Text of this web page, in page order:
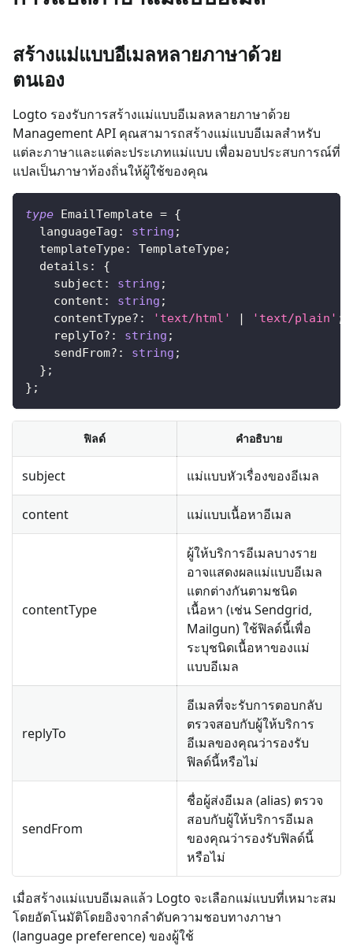
สร้างแม่แบบอีเมลหลายภาษาด้วย
ตนเอง
Logto รองรับการสร้างแม่แบบอีเมลหลายภาษาด้วย
Management API คุณสามารถสร้างแม่แบบอีเมลสำหรับ
แต่ละภาษาและแต่ละประเภทแม่แบบ เพื่อมอบประสบการณ์ที่
แปลเป็นภาษาท้องถิ่นให้ผู้ใช้ของคุณ
type EmailTemplate = {
  languageTag
: string ;
  templateType
: TemplateType;
  details
:
{
    subject
: string ;
    content
: string ;
    contentType
? : 'text/html' | 'text/plain' ;
    replyTo
? : string ;
    sendFrom
? : string ;
} ;
} ;
ฟิลด์ คำอธิบาย
subject แม่แบบหัวเรื่องของอีเมล
content แม่แบบเนื้อหาอีเมล
contentType
ผู้ให้บริการอีเมลบางราย
อาจแสดงผลแม่แบบอีเมล
แตกต่างกันตามชนิด
เนื้อหา (เช่น Sendgrid,
Mailgun) ใช้ฟิลด์นี้เพื่อ
ระบุชนิดเนื้อหาของแม่
แบบอีเมล
replyTo
อีเมลที่จะรับการตอบกลับ
ตรวจสอบกับผู้ให้บริการ
อีเมลของคุณว่ารองรับ
ฟิลด์นี้หรือไม่
sendFrom
ชื่อผู้ส่งอีเมล (alias) ตรวจ
สอบกับผู้ให้บริการอีเมล
ของคุณว่ารองรับฟิลด์นี้
หรือไม่
เมื่อสร้างแม่แบบอีเมลแล้ว Logto จะเลือกแม่แบบที่เหมาะสม
โดยอัตโนมัติโดยอิงจากลำดับความชอบทางภาษา
(language preference) ของผู้ใช้